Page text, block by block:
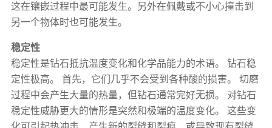
这在镶嵌过程中最可能发生。另外在佩戴或不小心撞击到
另一个物体时也可能发生。
稳定性
稳定性是钻石抵抗温度变化和化学品能力的术语。 钻石稳
定性极高。 首先，它们几乎不会受到各种酸的损害。 切磨
过程中会产生大量的热量，但钻石通常完好无损。 对钻石
稳定性威胁更大的情形是突然和极端的温度变化。 这些变